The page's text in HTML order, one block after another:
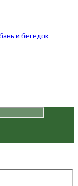
и беседок